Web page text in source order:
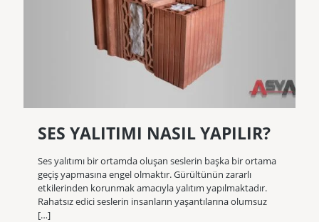
SES YALITIMI NASIL YAPILIR?
Ses yalıtımı bir ortamda oluşan seslerin başka bir ortama
geçiş yapmasına engel olmaktır. Gürültünün zararlı
etkilerinden korunmak amacıyla yalıtım yapılmaktadır.
Rahatsız edici seslerin insanların yaşantılarına olumsuz
[…]